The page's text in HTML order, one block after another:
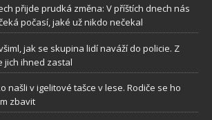
přijde prudká změna: V příštích dnech nás
počasí, jaké už nikdo nečekal
jak se skupina lidí naváží do policie. Z
jich ihned zastal
našli v igelitové tašce v lese. Rodiče se ho
zbavit